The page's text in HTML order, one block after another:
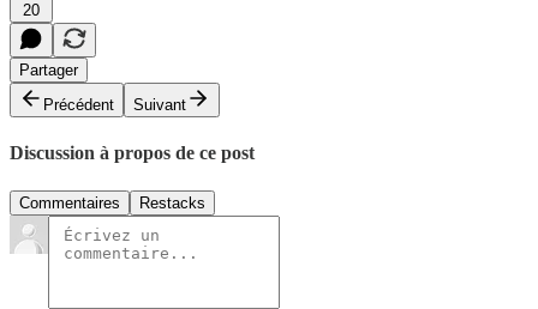
20
Partager
Précédent
Suivant
Discussion à propos de ce post
Commentaires Restacks